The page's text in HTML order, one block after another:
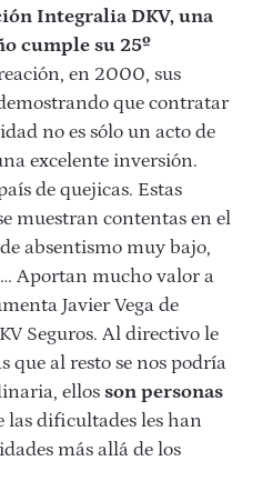
Integralia DKV, una
cumple su 25º
en 2000, sus
que contratar
no es sólo un acto de
excelente inversión.
de quejicas. Estas
muestran contentas en el
absentismo muy bajo,
Aportan mucho valor a
Javier Vega de
Seguros. Al directivo le
que al resto se nos podría
ellos son personas
las dificultades les han
más allá de los